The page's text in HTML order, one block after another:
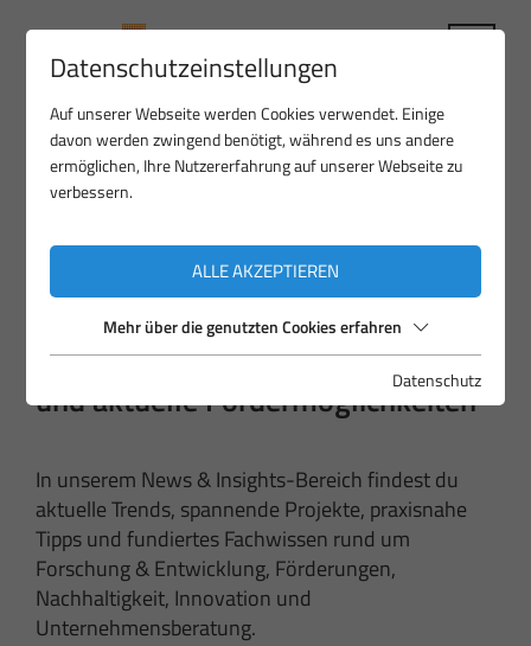
News & Insights
Entdecke Insights, Erfolgstorys
und aktuelle Fördermöglichkeiten
In unserem News & Insights-Bereich findest du
aktuelle Trends, spannende Projekte, praxisnahe
Tipps und fundiertes Fachwissen rund um
Forschung & Entwicklung, Förderungen,
Nachhaltigkeit, Innovation und
Unternehmensberatung.
Datenschutzeinstellungen
Auf unserer Webseite werden Cookies verwendet. Einige
davon werden zwingend benötigt, während es uns andere
ermöglichen, Ihre Nutzererfahrung auf unserer Webseite zu
verbessern.
ALLE AKZEPTIEREN
Mehr über die genutzten Cookies erfahren
Datenschutz